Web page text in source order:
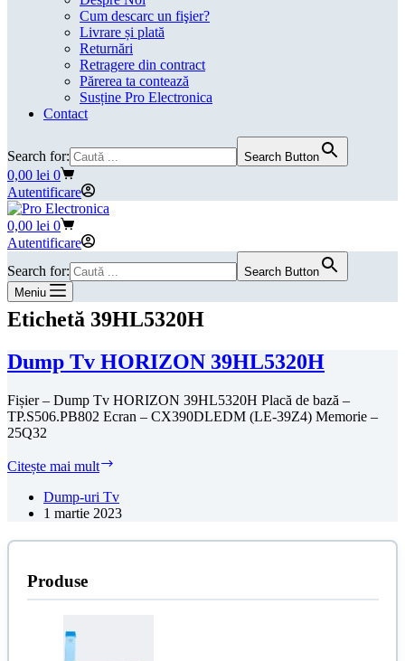
Cum descarc un fişier?
Livrare și plată
Returnări
Retragere din contract
Părerea ta contează
Susține Pro Electronica
Contact
Search for: Search Button
Coș
de
cumpărături
0,00 lei 0
Autentificare
Coș
de
cumpărături
0,00 lei 0
Autentificare
Search for:
Search Button
Meniu
Etichetă 39HL5320H
Dump Tv HORIZON 39HL5320H
Fișier – Dump Tv HORIZON 39HL5320H Placă de bază –
TP.S506.PB802 Ecran – CX390DLEDM (LE-39Z4) Memorie –
25Q32
Citește mai mult
HORIZON
39HL5320H
Dump-uri Tv
1 martie 2023
Produse